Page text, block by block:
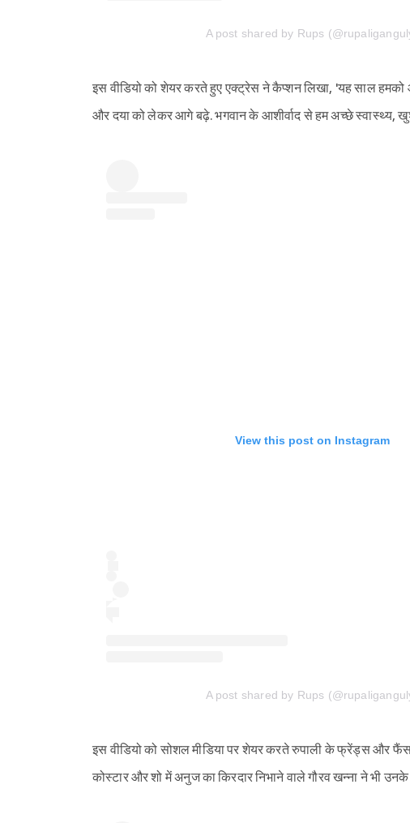
A post shared by Rups
इस वीडियो को शेयर करते हुए एक्ट्रेस ने कैप्शन लिखा, 'यह साल
और दया को लेकर आगे बढ़े. भगवान के आशीर्वाद से हम अच्छे स्वास्थ्य,
View this post on Instagram
A post shared by Rups
इस वीडियो को सोशल मीडिया पर शेयर करते रुपाली के फ्रेंड्स और
कोस्टार और शो में अनुज का किरदार निभाने वाले गौरव खन्ना ने भी